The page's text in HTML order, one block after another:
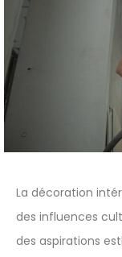
La décoration
des influences
des aspirations